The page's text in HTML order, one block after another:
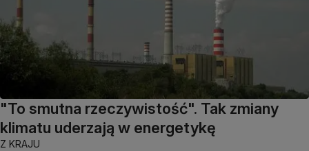
"To smutna rzeczywistość". Tak zmiany
klimatu uderzają w energetykę
Z KRAJU